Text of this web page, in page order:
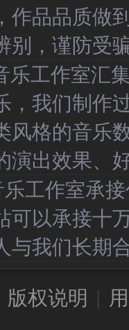
作品品质做
别，谨防受骗
工作室汇集
，我们制作
风格的音乐
演出效果、
作室承接
可以承接十
与我们长期
版权说明